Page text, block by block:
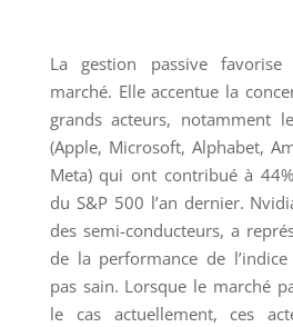
La gestion passive
marché. Elle accentue la
grands acteurs, notamment
(Apple, Microsoft, Alphabet,
Meta) qui ont contribué à
du S&P 500 l’an dernier.
des semi-conducteurs, a
de la performance de l’indice
pas sain. Lorsque le marché
le cas actuellement, ces